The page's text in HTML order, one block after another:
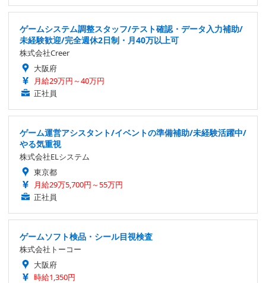
ゲームシステム調整スタッフ/テスト確認・データ入力補助/
未経験歓迎/完全週休2日制・月40万以上可
株式会社Creer
大阪府
月給29万円～40万円
正社員
ゲーム運営アシスタント/イベントの準備補助/未経験活躍中/
やる気重視
株式会社ELシステム
東京都
月給29万5,700円～55万円
正社員
ゲームソフト検品・シール目視検査
株式会社トーコー
大阪府
時給1,350円